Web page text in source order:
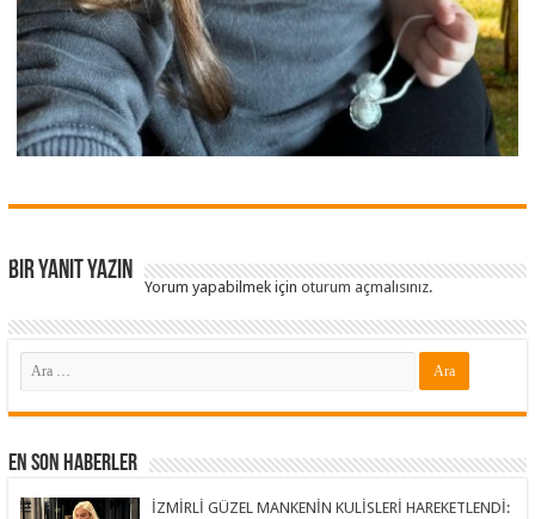
Bir yanıt yazın
Yorum yapabilmek içinoturum açmalısınız.
En Son Haberler
İZMİRLİ GÜZEL MANKENİN KULİSLERİ HAREKETLENDİ: